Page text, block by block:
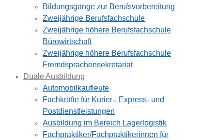
Bildungsgänge zur Berufsvorbereitung
Zweijährige Berufsfachschule
Zweijährige höhere Berufsfachschule
Bürowirtschaft
Zweijährige höhere Berufsfachschule
Fremdsprachensekretariat
Duale Ausbildung
Automobilkaufleute
Fachkräfte für Kurier-, Express- und
Postdienstleistungen
Ausbildung im Bereich Lagerlogistik
Fachpraktiker/Fachpraktikerinnen für